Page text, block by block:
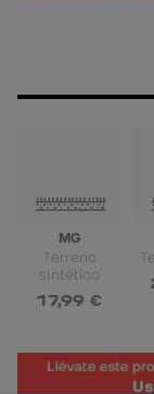
MG
Terreno
sintético
17,99 €